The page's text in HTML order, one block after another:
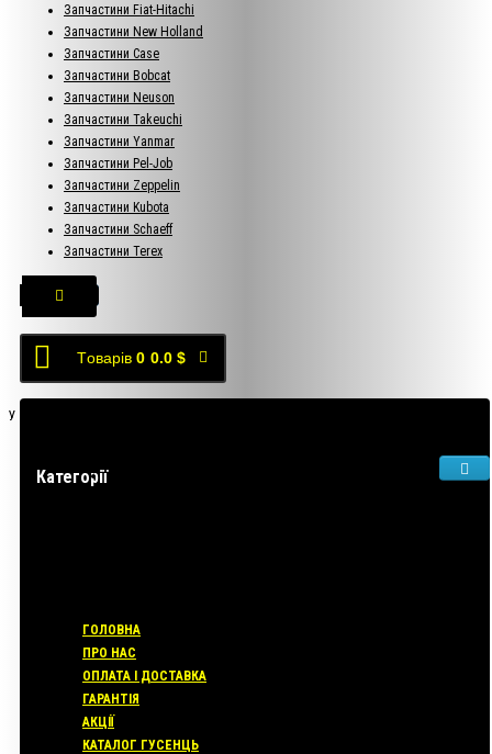
Запчастини Fiat-Hitachi
Запчастини New Holland
Запчастини Case
Запчастини Bobcat
Запчастини Neuson
Запчастини Takeuchi
Запчастини Yanmar
Запчастини Pel-Job
Запчастини Zeppelin
Запчастини Kubota
Запчастини Schaeff
Запчастини Terex
Tоварів 0 0.0 $
У кошику порожньо!
Категорії
ГОЛОВНА
ПРО НАС
ОПЛАТА І ДОСТАВКА
ГАРАНТІЯ
АКЦІЇ
КАТАЛОГ ГУСЕНЦЬ